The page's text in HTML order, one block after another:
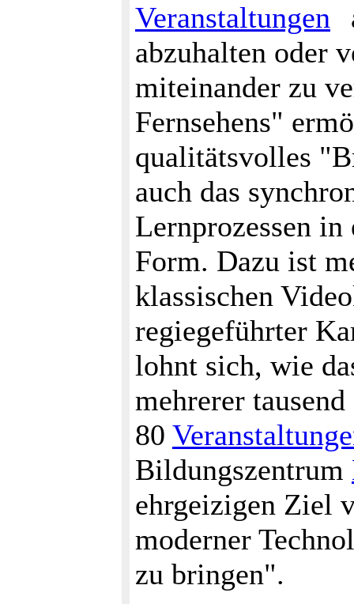
Veranstaltungen
abzuhalten oder
miteinander zu
Fernsehens"
qualitätsvolles
auch das
Lernprozessen
Form. Dazu ist
klassischen
regiegeführter
lohnt sich, wie
mehrerer
80
Bildungszentrum
ehrgeizigen Ziel
moderner
zu bringen".